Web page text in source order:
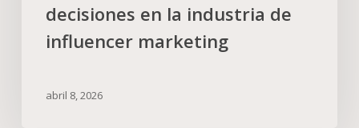
decisiones en la industria de
influencer marketing
abril 8, 2026